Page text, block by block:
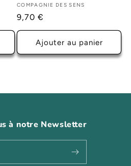
Fournisseur :
COMPAGNIE DES SENS
Prix
habituel
9,70 €
Ajouter au panier
à notre Newsletter